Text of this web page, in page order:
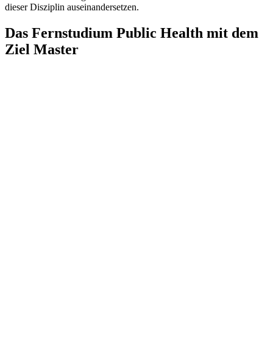
dieser Disziplin auseinandersetzen.
Das Fernstudium Public Health mit dem
Ziel Master